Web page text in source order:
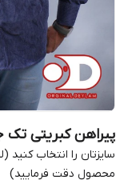
پیراهن کبریتی
سایزتان را انتخاب
محصول دقت فرمایید)